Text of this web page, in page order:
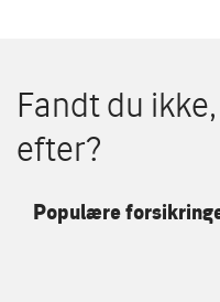
telefonen.
Fandt du
efter?
Populære